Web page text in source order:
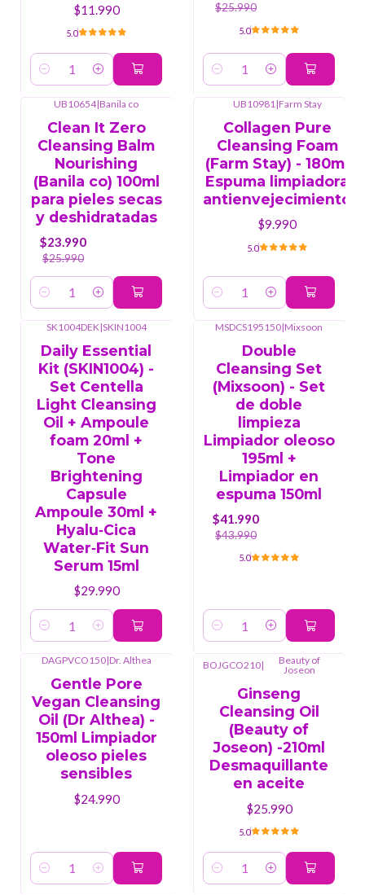
$11.990
5.0
Cantidad
$25.990
5.0
Cantidad
UB10654|Banila co
Clean It Zero
Cleansing Balm
Nourishing
(Banila co) 100ml
para pieles secas
y deshidratadas
$23.990
$25.990
Cantidad
UB10981 |Farm Stay
Collagen Pure
Cleansing Foam
(Farm Stay) - 180ml
Espuma limpiadora
antienvejecimiento
$9.990
5.0
Cantidad
SK1004DEK|SKIN1004
Daily Essential
Kit (SKIN1004) -
Set Centella
Light Cleansing
Oil + Ampoule
foam 20ml +
Tone
Brightening
Capsule
Ampoule 30ml +
Hyalu‑Cica
Water‑Fit Sun
Serum 15ml
$29.990
Cantidad
MSDCS195150|Mixsoon
Double
Cleansing Set
(Mixsoon) - Set
de doble
limpieza
Limpiador oleoso
195ml +
Limpiador en
espuma 150ml
$41.990
$43.990
5.0
Cantidad
DAGPVCO150|Dr. Althea
Gentle Pore
Vegan Cleansing
Oil (Dr Althea) -
150ml Limpiador
oleoso pieles
sensibles
$24.990
Cantidad
BOJGCO210|
Beauty of
Joseon
Ginseng
Cleansing Oil
(Beauty of
Joseon) -210ml
Desmaquillante
en aceite
$25.990
5.0
Cantidad